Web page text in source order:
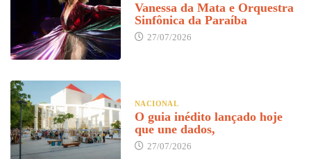
Vanessa da Mata e Orquestra
Sinfônica da Paraíba
27/07/2026
NACIONAL
O guia inédito lançado hoje
que une dados,
27/07/2026